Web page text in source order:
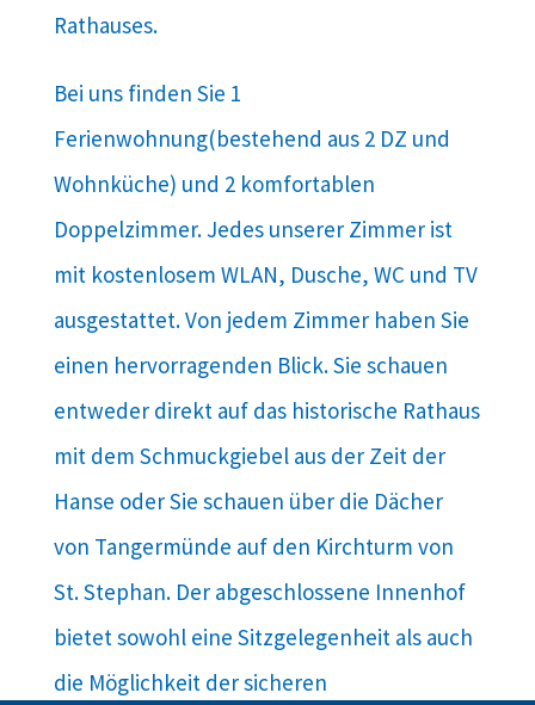
Rathauses.
Bei uns finden Sie 1
Ferienwohnung(bestehend aus 2 DZ und
Wohnküche) und 2 komfortablen
Doppelzimmer. Jedes unserer Zimmer ist
mit kostenlosem WLAN, Dusche, WC und TV
ausgestattet. Von jedem Zimmer haben Sie
einen hervorragenden Blick. Sie schauen
entweder direkt auf das historische Rathaus
mit dem Schmuckgiebel aus der Zeit der
Hanse oder Sie schauen über die Dächer
von Tangermünde auf den Kirchturm von
St. Stephan. Der abgeschlossene Innenhof
bietet sowohl eine Sitzgelegenheit als auch
die Möglichkeit der sicheren